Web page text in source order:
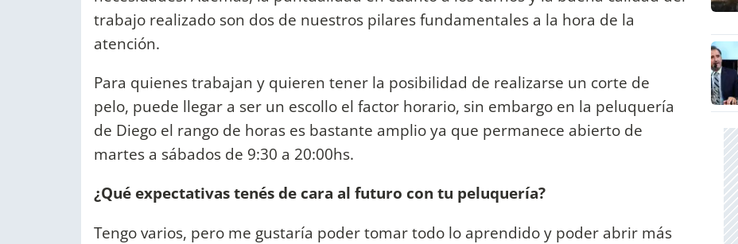
trabajo realizado son dos de nuestros pilares fundamentales a la hora de la
atención.
Para quienes trabajan y quieren tener la posibilidad de realizarse un corte de
pelo, puede llegar a ser un escollo el factor horario, sin embargo en la peluquería
de Diego el rango de horas es bastante amplio ya que permanece abierto de
martes a sábados de 9:30 a 20:00hs.
¿Qué expectativas tenés de cara al futuro con tu peluquería?
Tengo varios, pero me gustaría poder tomar todo lo aprendido y poder abrir más